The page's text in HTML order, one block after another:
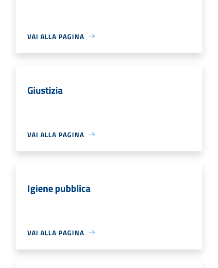
VAI ALLA PAGINA
Giustizia
VAI ALLA PAGINA
Igiene pubblica
VAI ALLA PAGINA